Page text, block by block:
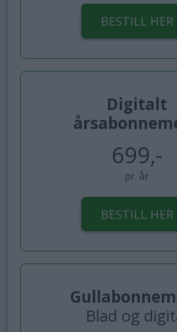
BESTILL HER
Digitalt
699,-
pr. år
BESTILL HER
Blad og